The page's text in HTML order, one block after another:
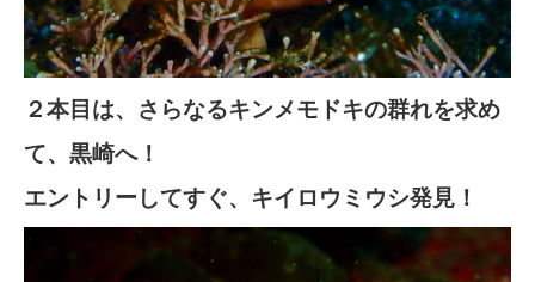
２本目は、さらなるキンメモドキの群れを求め
て、黒崎へ！
エントリーしてすぐ、キイロウミウシ発見！